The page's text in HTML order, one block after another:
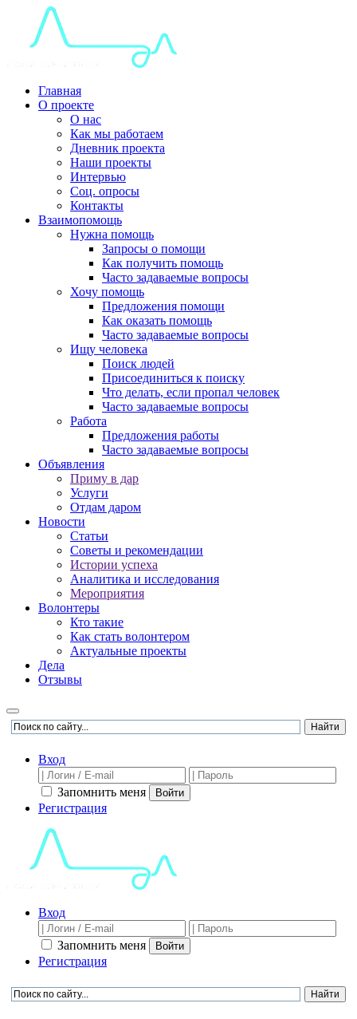
Главная
О проекте
О нас
Как мы работаем
Дневник проекта
Наши проекты
Интервью
Соц. опросы
Контакты
Взаимопомощь
Нужна помощь
Запросы о помощи
Как получить помощь
Часто задаваемые вопросы
Хочу помощь
Предложения помощи
Как оказать помощь
Часто задаваемые вопросы
Ищу человека
Поиск людей
Присоединиться к поиску
Что делать, если пропал человек
Часто задаваемые вопросы
Работа
Предложения работы
Часто задаваемые вопросы
Объявления
Приму в дар
Услуги
Отдам даром
Новости
Статьи
Советы и рекомендации
Истории успеха
Аналитика и исследования
Мероприятия
Волонтеры
Кто такие
Как стать волонтером
Актуальные проекты
Дела
Отзывы
Вход
Запомнить меня Войти
Регистрация
Вход
Запомнить меня Войти
Регистрация